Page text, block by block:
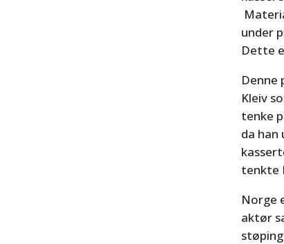
under
Dette
Denne
Kleiv
tenke
da han
tenkte
Norge
aktør